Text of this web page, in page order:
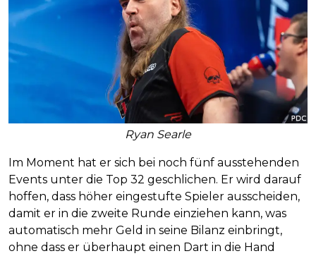
Ryan Searle
Im Moment hat er sich bei noch fünf ausstehenden
Events unter die Top 32 geschlichen. Er wird darauf
hoffen, dass höher eingestufte Spieler ausscheiden,
damit er in die zweite Runde einziehen kann, was
automatisch mehr Geld in seine Bilanz einbringt,
ohne dass er überhaupt einen Dart in die Hand